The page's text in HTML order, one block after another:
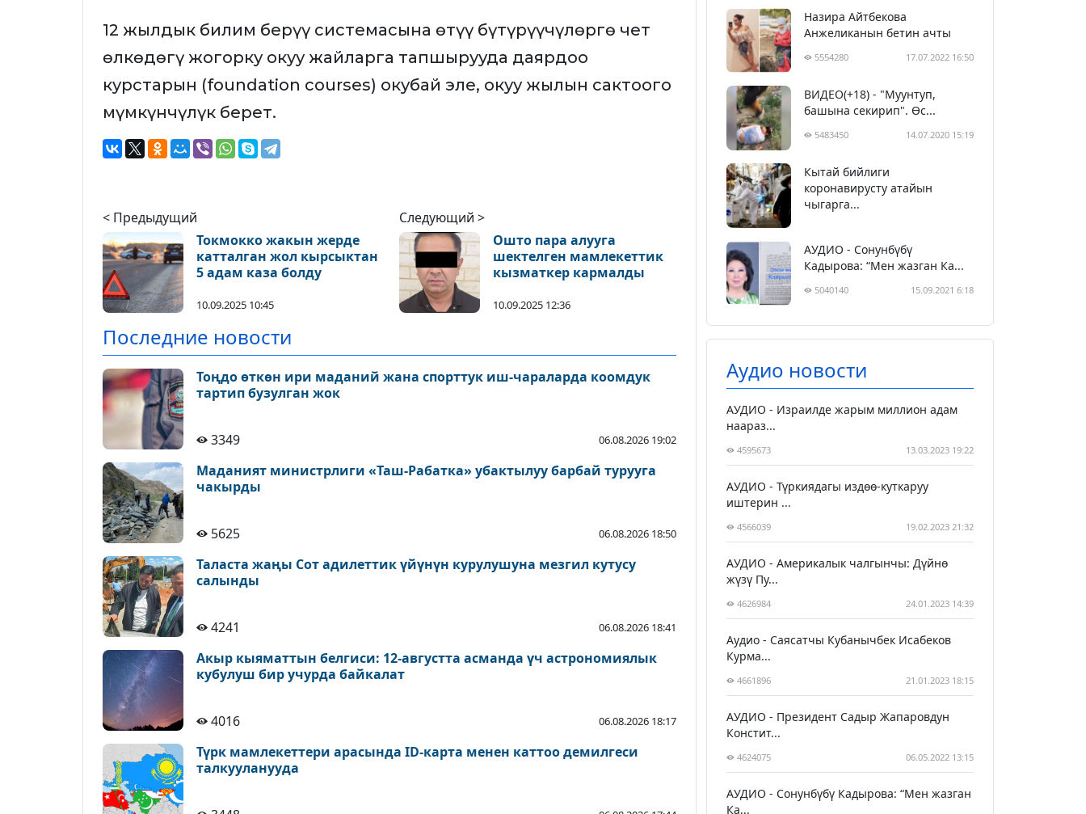
12 жылдык билим берүү системасына өтүү бүтүрүүчүлөргө чет
өлкөдөгү жогорку окуу жайларга тапшырууда даярдоо
курстарын (foundation courses) окубай эле, окуу жылын сактоого
мүмкүнчүлүк берет.
< Предыдущий
Токмокко жакын жерде
катталган жол кырсыктан
5 адам каза болду
10.09.2025 10:45
Следующий >
Ошто пара алууга
шектелген мамлекеттик
кызматкер кармалды
10.09.2025 12:36
Последние новости
Тоңдо өткөн ири маданий жана спорттук иш-чараларда коомдук
тартип бузулган жок
3349 06.08.2026 19:02
Маданият министрлиги «Таш-Рабатка» убактылуу барбай турууга
чакырды
5625 06.08.2026 18:50
Таласта жаңы Сот адилеттик үйүнүн курулушуна мезгил кутусу
салынды
4241 06.08.2026 18:41
Акыр кыяматтын белгиси: 12-августта асманда үч астрономиялык
кубулуш бир учурда байкалат
4016 06.08.2026 18:17
Түрк мамлекеттери арасында ID-карта менен каттоо демилгеси
талкууланууда
Назира Айтбекова
Анжеликанын бетин ачты
5554280 17.07.2022 16:50
ВИДЕО(+18) - "Муунтуп,
башына секирип". Өс...
5483450 14.07.2020 15:19
Кытай бийлиги
коронавирусту атайын
чыгарга...
АУДИО - Сонунбүбү
Кадырова: “Мен жазган Ка...
5040140 15.09.2021 6:18
Аудио новости
АУДИО - Израилде жарым миллион адам
наараз...
4595673 13.03.2023 19:22
АУДИО - Түркиядагы издөө-куткаруу
иштерин ...
4566039 19.02.2023 21:32
АУДИО - Америкалык чалгынчы: Дүйнө
жүзү Пу...
4626984 24.01.2023 14:39
Аудио - Саясатчы Кубанычбек Исабеков
Курма...
4661896 21.01.2023 18:15
АУДИО - Президент Садыр Жапаровдун
Констит...
4624075 06.05.2022 13:15
АУДИО - Сонунбүбү Кадырова: “Мен жазган
Ка...